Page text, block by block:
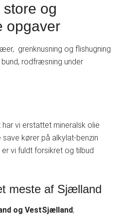
og
opgaver
grenknusning og flishugning
rodfræsning under
vi erstattet mineralsk olie
kører på alkylat-benzin
vi fuldt forsikret og tilbud
meste af Sjælland
og VestSjælland;